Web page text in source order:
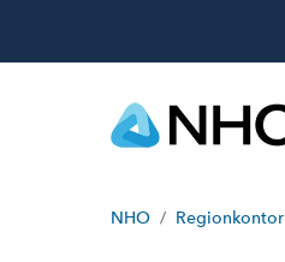
NHO Regionkontor